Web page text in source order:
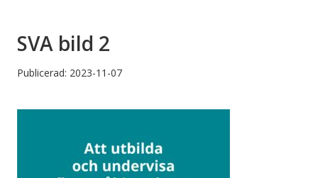
SVA bild 2
Publicerad: 2023-11-07